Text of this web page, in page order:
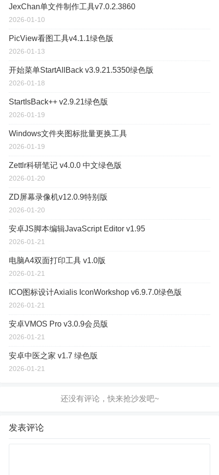
JexChan单文件制作工具v7.0.2.3860
2026-01-10
PicView看图工具v4.1.1绿色版
2026-01-13
开始菜单StartAllBack v3.9.21.5350绿色版
2026-01-18
StartIsBack++ v2.9.21绿色版
2026-01-19
Windows文件夹图标批量更换工具
2026-01-19
Zettlr科研笔记 v4.0.0 中文绿色版
2026-01-20
ZD屏幕录像机v12.0.9特别版
2026-01-20
安卓JS脚本编辑JavaScript Editor v1.95
2026-01-21
电脑A4双面打印工具 v1.0版
2026-01-21
ICO图标设计Axialis IconWorkshop v6.9.7.0绿色版
2026-01-21
安卓VMOS Pro v3.0.9会员版
2026-01-21
安卓中医之家 v1.7 绿色版
2026-01-21
发表评论